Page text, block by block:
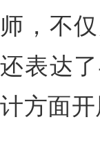
师，不
还表达
计方面开